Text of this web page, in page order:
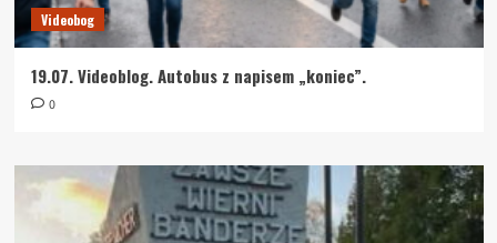
Videobog
19.07. Videoblog. Autobus z napisem „koniec”.
0